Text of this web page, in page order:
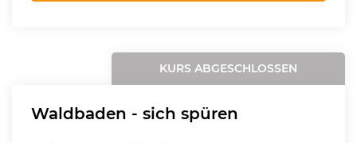
KURS ABGESCHLOSSEN
Waldbaden - sich spüren